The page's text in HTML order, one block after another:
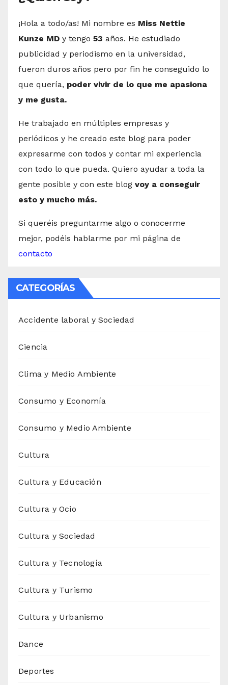
¡Hola a todo/as! Mi nombre es Miss Nettie
Kunze MD y tengo 53 años. He estudiado
publicidad y periodismo en la universidad,
fueron duros años pero por fin he conseguido lo
que quería, poder vivir de lo que me apasiona
y me gusta.
He trabajado en múltiples empresas y
periódicos y he creado este blog para poder
expresarme con todos y contar mi experiencia
con todo lo que pueda. Quiero ayudar a toda la
gente posible y con este blog voy a conseguir
esto y mucho más.
Si queréis preguntarme algo o conocerme
mejor, podéis hablarme por mi página de
contacto
CATEGORÍAS
Accidente laboral y Sociedad
Ciencia
Clima y Medio Ambiente
Consumo y Economía
Consumo y Medio Ambiente
Cultura
Cultura y Educación
Cultura y Ocio
Cultura y Sociedad
Cultura y Tecnología
Cultura y Turismo
Cultura y Urbanismo
Dance
Deportes